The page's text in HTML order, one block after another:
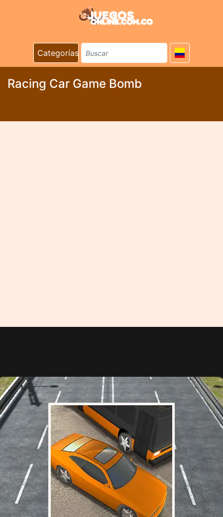
Categorías
Racing Car Game Bomb